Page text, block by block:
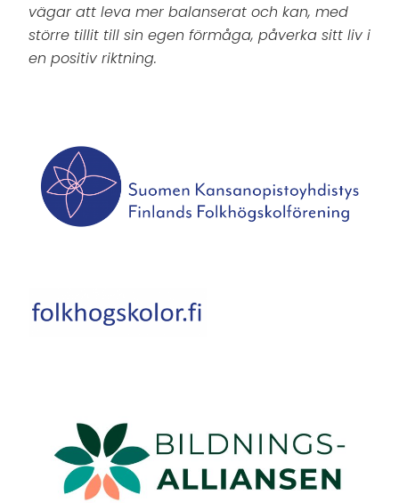
vägar att leva mer balanserat och kan, med
större tillit till sin egen förmåga, påverka sitt liv i
en positiv riktning.